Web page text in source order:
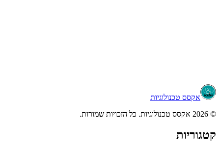
אקסס טכנולוגיות
© 2026 אקסס טכנולוגיות. כל הזכויות שמורות.
קטגוריות